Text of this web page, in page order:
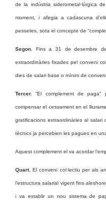
de la indústria siderometal·lúrgica
moment, i afegia a cadascuna
pessetes, sota el concepte de
Segon. Fins a 31 de desembre
extraordinàries fixades pel conveni
dies de salari base o mínim de
Tercer. “El complement de paga”
compensar el cessament en el
gratificacions extraordinàries al salari
tècnics ja percebien les pagues en
Aquest complement el va acordar
Quart. El conveni col·lectiu per als
l’estructura salarial vigent fins
i va establir un nou sistema de